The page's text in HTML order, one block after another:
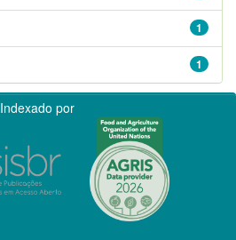
1
1
Indexado por